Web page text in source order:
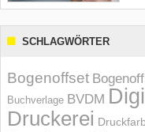
SCHLAGWÖRTER
Bogenoffset
Buchverlage BVDM
Druckerei